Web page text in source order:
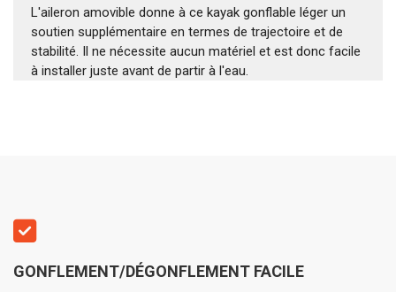
L'aileron amovible donne à ce kayak gonflable léger un
soutien supplémentaire en termes de trajectoire et de
stabilité. Il ne nécessite aucun matériel et est donc facile
à installer juste avant de partir à l'eau.
GONFLEMENT/DÉGONFLEMENT FACILE